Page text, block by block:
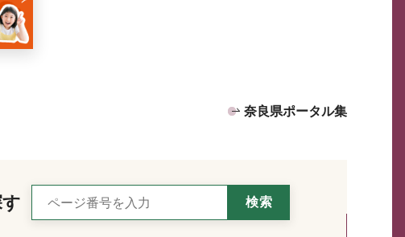
奈良県ポータル集